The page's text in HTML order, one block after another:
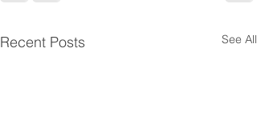
Recent Posts See All